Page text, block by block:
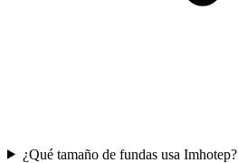
¿Qué tamaño de fundas usa Imhotep?